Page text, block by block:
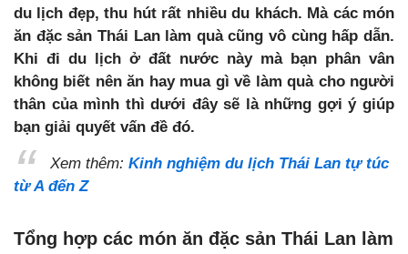
du lịch đẹp, thu hút rất nhiều du khách. Mà các món
ăn đặc sản Thái Lan làm quà cũng vô cùng hấp dẫn.
Khi đi du lịch ở đất nước này mà bạn phân vân
không biết nên ăn hay mua gì về làm quà cho người
thân của mình thì dưới đây sẽ là những gợi ý giúp
bạn giải quyết vấn đề đó.
Xem thêm: Kinh nghiệm du lịch Thái Lan tự túc
từ A đến Z
Tổng hợp các món ăn đặc sản Thái Lan làm